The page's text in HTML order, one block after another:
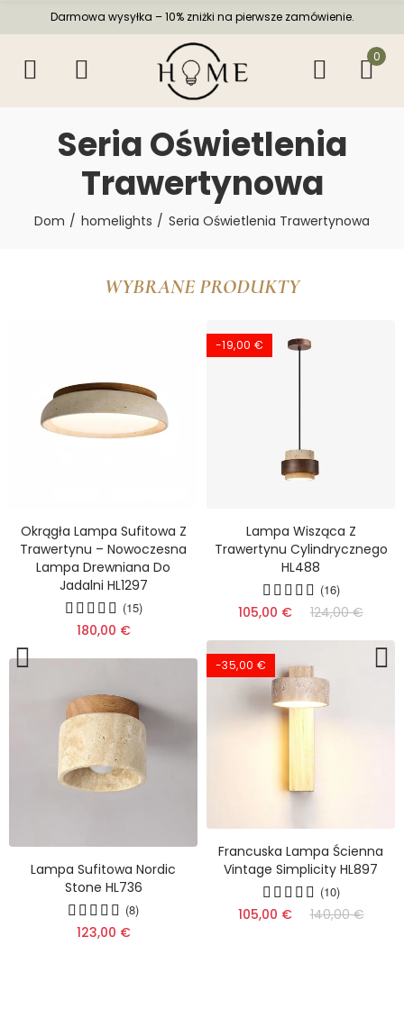
Darmowa wysyłka – 10% zniżki na pierwsze zamówienie.
0
Seria Oświetlenia
Trawertynowa
Dom homelights Seria Oświetlenia Trawertynowa
WYBRANE PRODUKTY
Okrągła Lampa Sufitowa Z
Trawertynu – Nowoczesna
Lampa Drewniana Do
Jadalni HL1297
(15)
180,00 €
Lampa Sufitowa Nordic
Stone HL736
(8)
123,00 €
-19,00 €
Lampa Wisząca Z
Trawertynu Cylindrycznego
HL488
(16)
105,00 € 124,00 €
-35,00 €
Francuska Lampa Ścienna
Vintage Simplicity HL897
(10)
105,00 € 140,00 €